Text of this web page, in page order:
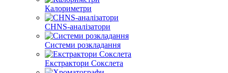
Калориметри
CHNS-аналізатори
Системи розкладання
Екстрактори Сокслета